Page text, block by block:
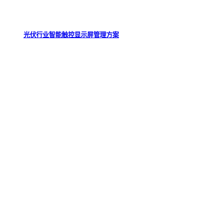
光伏行业智能触控显示屏管理方案